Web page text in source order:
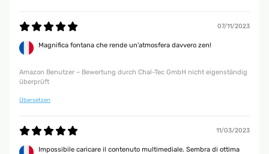
07/11/2023
Magnifica fontana che rende un'atmosfera davvero zen!
Amazon Benutzer – Bewertung durch Chal-Tec GmbH nicht eigenständig
überprüft
Übersetzen
11/03/2023
Impossibile caricare il contenuto multimediale. Sembra di ottima